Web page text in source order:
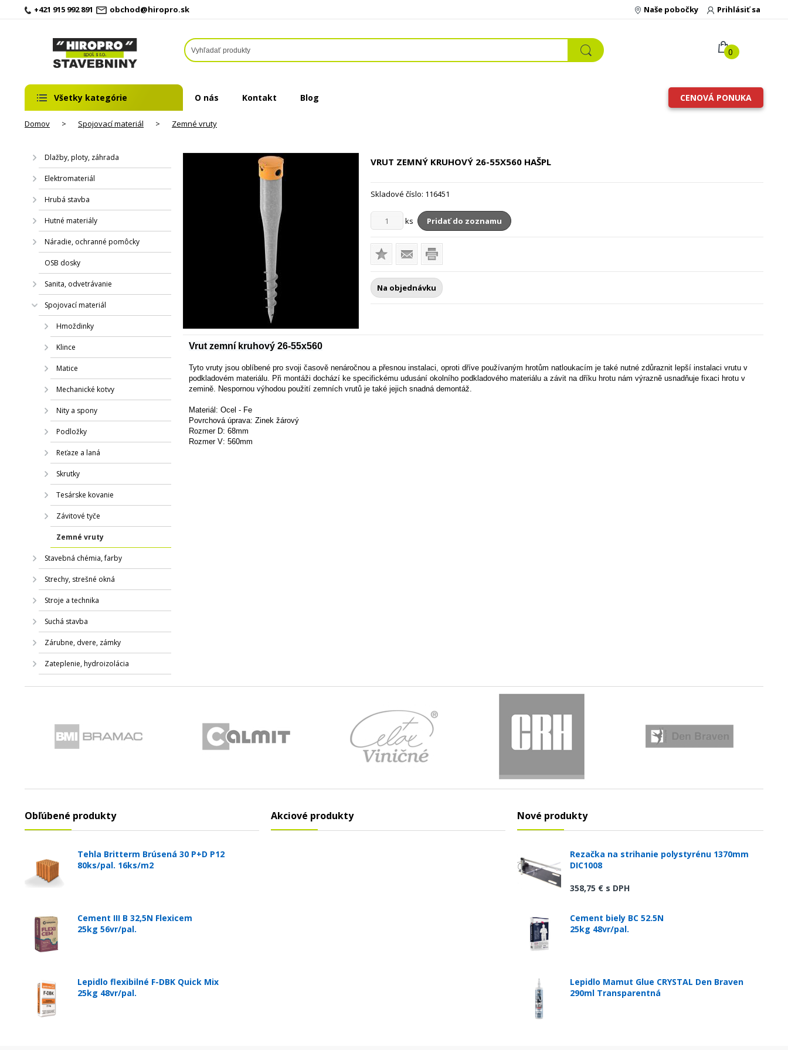
+421 915 992 891 obchod@hiropro.sk Prihlásiť sa
Naše pobočky
0
Všetky kategórie O nás Kontakt Blog CENOVÁ PONUKA
Domov > Spojovací materiál > Zemné vruty
Dlažby, ploty, záhrada
Elektromateriál
Hrubá stavba
Hutné materiály
Náradie, ochranné pomôcky
OSB dosky
Sanita, odvetrávanie
Spojovací materiál
Hmoždinky
Klince
Matice
Mechanické kotvy
Nity a spony
Podložky
Reťaze a laná
Skrutky
Tesárske kovanie
Závitové tyče
Zemné vruty
Stavebná chémia, farby
Strechy, strešné okná
Stroje a technika
Suchá stavba
Zárubne, dvere, zámky
Zateplenie, hydroizolácia
VRUT ZEMNÝ KRUHOVÝ 26-55X560 HAŠPL
Skladové číslo: 116451
ks Pridať do zoznamu
Na objednávku
Vrut zemní kruhový 26-55x560
Tyto vruty jsou oblíbené pro svoji časově nenáročnou a přesnou instalaci, oproti dříve používaným hrotům natloukacím je také nutné zdůraznit lepší instalaci vrutu v
podkladovém materiálu. Při montáži dochází ke specifickému udusání okolního podkladového materiálu a závit na dříku hrotu nám výrazně usnadňuje fixaci hrotu v
zemině. Nespornou výhodou použití zemních vrutů je také jejich snadná demontáž.
Materiál: Ocel - Fe
Povrchová úprava: Zinek žárový
Rozmer D: 68mm
Rozmer V: 560mm
Obľúbené produkty
Tehla Britterm Brúsená 30 P+D P12
80ks/pal. 16ks/m2
Cement III B 32,5N Flexicem
25kg 56vr/pal.
Lepidlo flexibilné F-DBK Quick Mix
25kg 48vr/pal.
Akciové produkty Nové produkty
Rezačka na strihanie polystyrénu 1370mm
DIC1008
358,75 € s DPH
Cement biely BC 52.5N
25kg 48vr/pal.
Lepidlo Mamut Glue CRYSTAL Den Braven
290ml Transparentná